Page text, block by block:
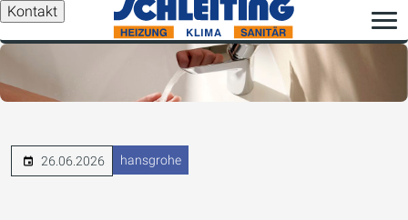
Kontakt
26.06.2026 hansgrohe